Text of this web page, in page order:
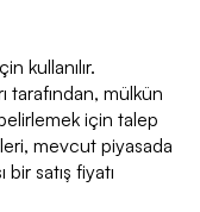
kullanılır.
tarafından, mülkün
için talep
mevcut piyasada
satış fiyatı